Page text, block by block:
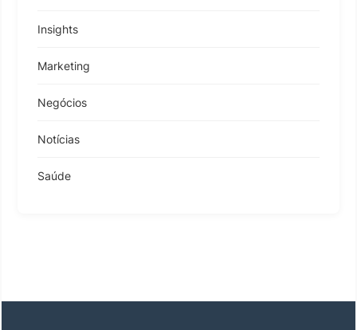
Insights
Marketing
Negócios
Notícias
Saúde